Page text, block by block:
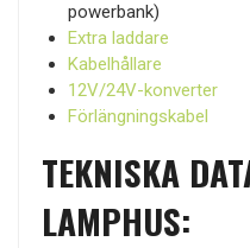
powerbank)
Extra laddare
Kabelhållare
12V/24V-konverter
Förlängningskabel
TEKNISKA
LAMPHUS: